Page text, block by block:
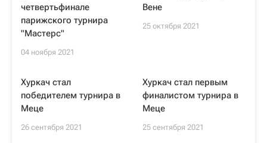
четвертьфинале
парижского турнира
"Мастерс"
04 ноября 2021
Вене
25 октября 2021
Хуркач стал
победителем турнира в
Меце
26 сентября 2021
Хуркач стал первым
финалистом турнира в
Меце
25 сентября 2021